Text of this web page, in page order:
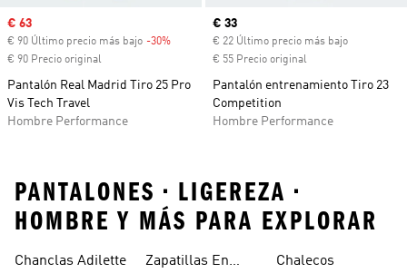
Precio de venta
€ 63
€ 90 Último precio más bajo -30% Descuento
€ 90 Precio original
Pantalón Real Madrid Tiro 25 Pro
Vis Tech Travel
Hombre Performance
Precio actual
€ 33
€ 22 Último precio más bajo
€ 55 Precio original
Pantalón entrenamiento Tiro 23
Competition
Hombre Performance
PANTALONES • LIGEREZA •
HOMBRE Y MÁS PARA EXPLORAR
Chanclas Adilette
Zapatillas En
Chalecos